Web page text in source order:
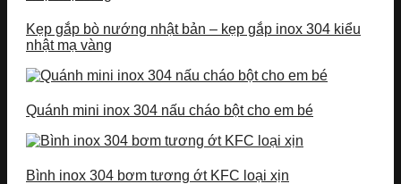
Kẹp gắp bò nướng nhật bản – kẹp gắp inox 304 kiểu
nhật mạ vàng
Quánh mini inox 304 nấu cháo bột cho em bé
Bình inox 304 bơm tương ớt KFC loại xịn